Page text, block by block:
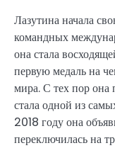
Лазутина начала
командных
она стала
первую медаль на
мира. С тех пор она
стала одной из
2018 году она
переключилась на